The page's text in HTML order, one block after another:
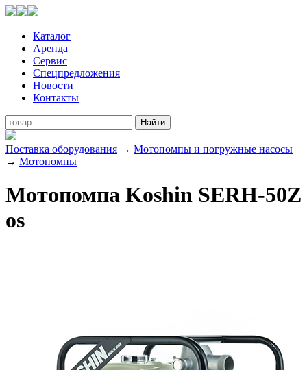
Каталог
Аренда
Сервис
Спецпредложения
Новости
Контакты
Поставка оборудования → Мотопомпы и погружные насосы
→ Мотопомпы
Мотопомпа Koshin SERH-50Z
os